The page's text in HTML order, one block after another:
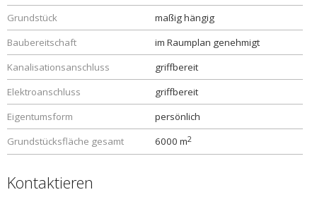
Grundstück
maßig hängig
Baubereitschaft
im Raumplan genehmigt
Kanalisationsanschluss
griffbereit
Elektroanschluss
griffbereit
Eigentumsform
persönlich
Grundstücksfläche gesamt
6000 m2
Kontaktieren